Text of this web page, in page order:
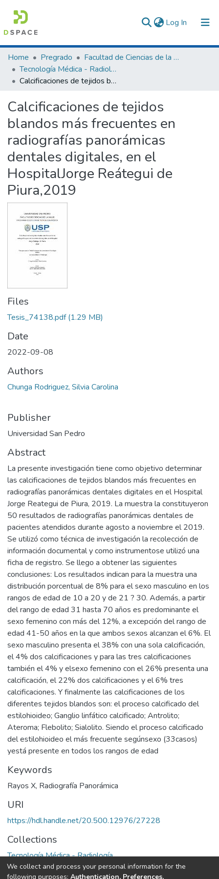
Log In (current)
Communities & Collections
All of DSpace
Home Pregrado
Facultad de Ciencias de la Salud
Tecnología Médica - Radiología
Calcificaciones de tejidos blandos más frecuentes en radiografías panorámicas dentales digitales, en el HospitalJorge Reátegui de Piura,2019
Calcificaciones de tejidos
blandos más frecuentes en
radiografías panorámicas
dentales digitales, en el
HospitalJorge Reátegui de
Piura,2019
Files
Tesis_74138.pdf(1.29 MB)
Date
2022-09-08
Authors
Chunga Rodriguez, Silvia Carolina
Publisher
Universidad San Pedro
Abstract
La presente investigación tiene como objetivo determinar
las calcificaciones de tejidos blandos más frecuentes en
radiografías panorámicas dentales digitales en el Hospital
Jorge Reategui de Piura, 2019. La muestra la constituyeron
50 resultados de radiografías panorámicas dentales de
pacientes atendidos durante agosto a noviembre el 2019.
Se utilizó como técnica de investigación la recolección de
información documental y como instrumentose utilizó una
ficha de registro. Se llego a obtener las siguientes
conclusiones: Los resultados indican para la muestra una
distribución porcentual de 8% para el sexo masculino en los
rangos de edad de 10 a 20 y de 21 ? 30. Además, a partir
del rango de edad 31 hasta 70 años es predominante el
sexo femenino con más del 12%, a excepción del rango de
edad 41-50 años en la que ambos sexos alcanzan el 6%. El
sexo masculino presenta el 38% con una sola calcificación,
el 4% dos calcificaciones y para las tres calcificaciones
también el 4% y elsexo femenino con el 26% presenta una
calcificación, el 22% dos calcificaciones y el 6% tres
calcificaciones. Y finalmente las calcificaciones de los
diferentes tejidos blandos son: el proceso calcificado del
estilohioideo; Ganglio linfático calcificado; Antrolito;
Ateroma; Flebolito; Sialolito. Siendo el proceso calcificado
del estilohioideo el más frecuente segúnsexo (33casos)
yestá presente en todos los rangos de edad
Keywords
Rayos X, Radiografía Panorámica
URI
https://hdl.handle.net/20.500.12976/27228
Collections
Tecnología Médica - Radiología
We collect and process your personal information for the
following purposes: Authentication, Preferences,